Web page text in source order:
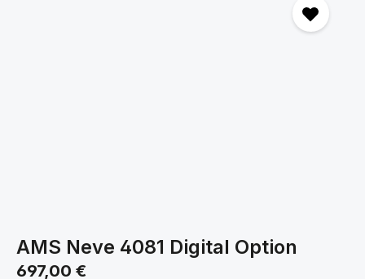
AMS Neve 4081 Digital Option
Regulärer Preis:
697,00 €